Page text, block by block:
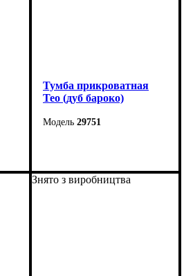
Тумба прикроватная
Тео (дуб бароко)
29751
Высота: 38 см
Глубина: 40 см
Знято з виробництва